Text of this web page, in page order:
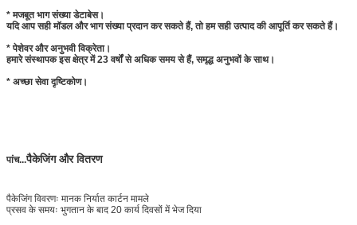
* मजबूत भाग संख्या डेटाबेस।
यदि आप सही मॉडल और भाग संख्या प्रदान कर सकते हैं, तो हम सही उत्पाद की आपूर्ति कर सकते हैं।
* पेशेवर और अनुभवी विक्रेता।
हमारे संस्थापक इस क्षेत्र में 23 वर्षों से अधिक समय से हैं, समृद्ध अनुभवों के साथ।
* अच्छा सेवा दृष्टिकोण।
पांच...पैकेजिंग और वितरण
पैकेजिंग विवरणः मानक निर्यात कार्टन मामले
प्रसव के समयः भुगतान के बाद 20 कार्य दिवसों में भेज दिया